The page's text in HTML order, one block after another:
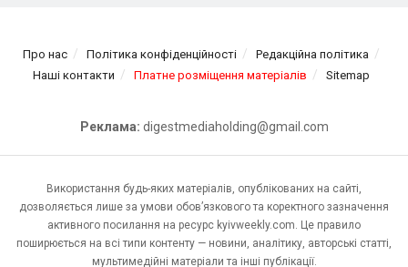
Про нас Політика конфіденційності
Редакційна політика
Наші контакти
Платне розміщення матеріалів Sitemap
Реклама: digestmediaholding@gmail.com
Використання будь-яких матеріалів, опублікованих на сайті,
дозволяється лише за умови обов’язкового та коректного зазначення
активного посилання на ресурс kyivweekly.com. Це правило
поширюється на всі типи контенту — новини, аналітику, авторські статті,
мультимедійні матеріали та інші публікації.